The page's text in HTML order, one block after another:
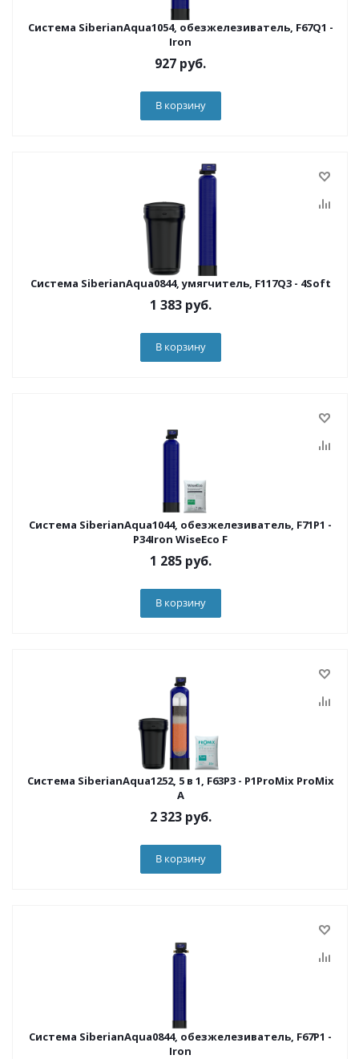
Система SiberianAqua1054, обезжелезиватель, F67Q1 -
Iron
927 руб.
В корзину
Система SiberianAqua0844, умягчитель, F117Q3 - 4Soft
1 383руб.
В корзину
Система SiberianAqua1044, обезжелезиватель, F71P1 -
P34Iron WiseEco F
1 285руб.
В корзину
Система SiberianAqua1252, 5 в 1, F63P3 - P1ProMix ProMix
A
2 323руб.
В корзину
Система SiberianAqua0844, обезжелезиватель, F67P1 -
Iron